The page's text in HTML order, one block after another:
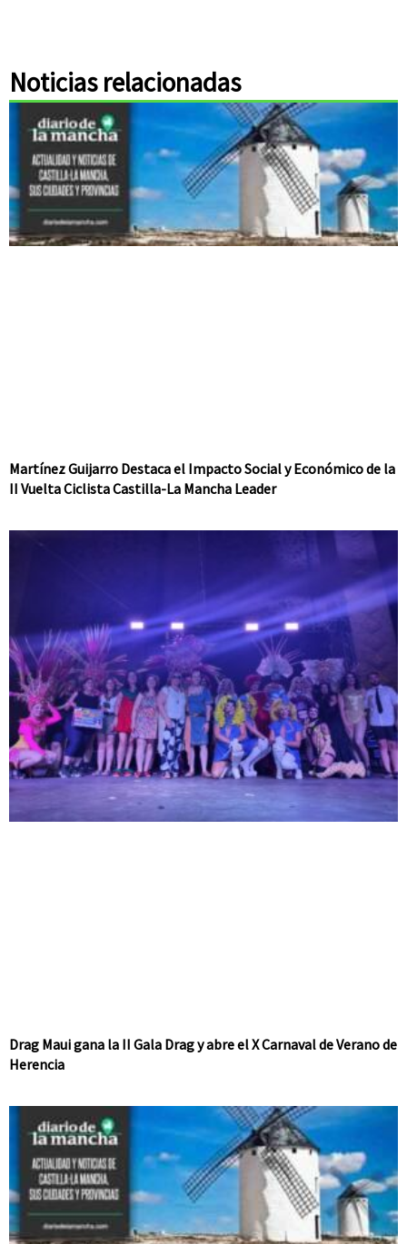
Noticias relacionadas
Martínez Guijarro Destaca el Impacto Social y Económico de la
II Vuelta Ciclista Castilla-La Mancha Leader
Drag Maui gana la II Gala Drag y abre el X Carnaval de Verano de
Herencia